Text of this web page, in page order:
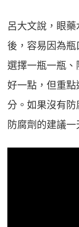
呂大文說，眼
後，容易因為
選擇一瓶一瓶
好一點，但重
分。如果沒有
防腐劑的建議一